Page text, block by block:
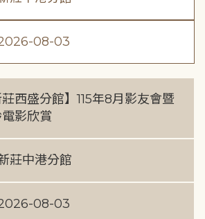
08-03
莊西盛分館】115年8月影友會暨
影欣賞
莊中港分館
08-03